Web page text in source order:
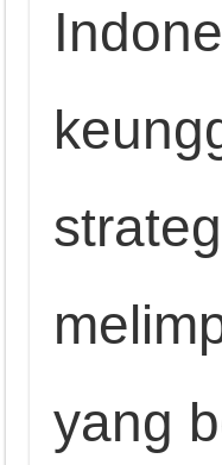
yang